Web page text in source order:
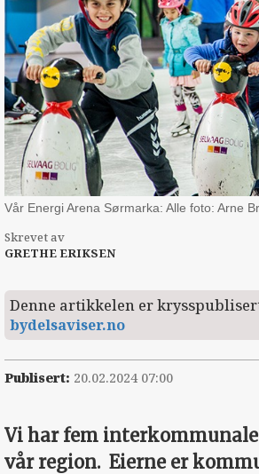
Vår Energi Arena Sørmarka: Alle foto: Arne
Skrevet av
GRETHE ERIKSEN
Denne artikkelen er
bydelsaviser.no
Publisert: 20.02.2024 07:00
Vi har fem
vår region. Eierne er